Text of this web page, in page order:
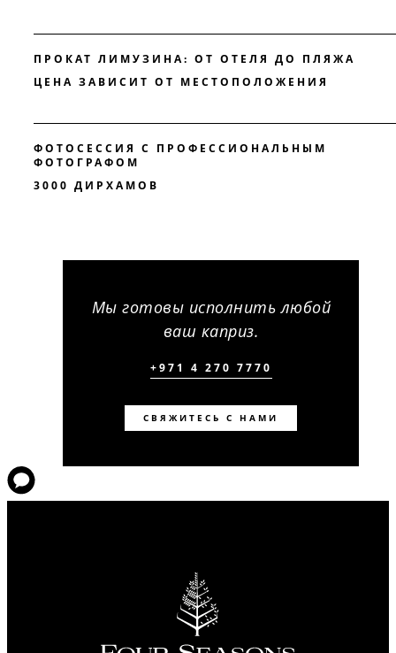
ПРОКАТ ЛИМУЗИНА: ОТ ОТЕЛЯ ДО ПЛЯЖА
ЦЕНА ЗАВИСИТ ОТ МЕСТОПОЛОЖЕНИЯ
ФОТОСЕССИЯ С ПРОФЕССИОНАЛЬНЫМ
ФОТОГРАФОМ
3000 ДИРХАМОВ
Мы готовы исполнить любой
ваш каприз.
+971 4 270 7770
СВЯЖИТЕСЬ С НАМИ